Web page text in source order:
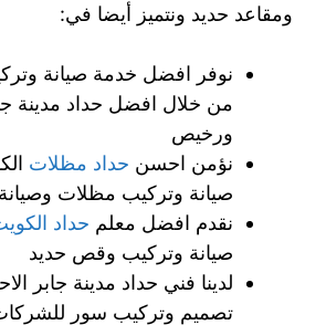
ومقاعد حديد ونتميز أيضا في:
نوفر افضل خدمة صيانة
من خلال افضل حداد مدينة
ورخيص
نؤمن احسن حداد مظلات
صيانة وتركيب مظلات
نقدم افضل معلم حداد
صيانة وتركيب وقص حديد
لدينا فني حداد مدينة جابر
تصميم وتركيب سور